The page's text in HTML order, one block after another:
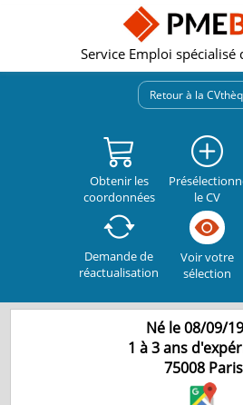
Service Emploi spécialisé
Retour à la
Obtenir les
coordonnées
le CV
Demande de
réactualisation
Voir votre
sélection
Né le 08/09/
1 à 3 ans
75008 Paris